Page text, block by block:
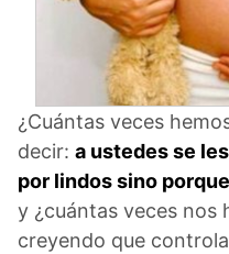
¿Cuántas veces
decir: a ustedes se
por lindos sino
y ¿cuántas veces nos
creyendo que